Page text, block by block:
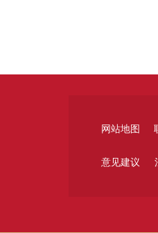
网站地图
意见建议